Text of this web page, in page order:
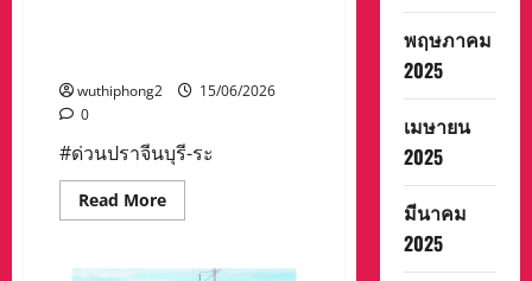
wuthiphong2
15/06/2026
0
#ด่วนปราจีนบุรี-ระ
Read MoreRead
more
ปราจีนบุรี-
พฤษภาคม
2025
เมษายน
2025
มีนาคม
2025